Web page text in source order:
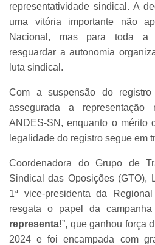
representatividade sindical. A
uma vitória importante não
Nacional, mas para toda a
resguardar a autonomia
luta sindical.
Com a suspensão do
assegurada a representação
ANDES-SN, enquanto o mérito
legalidade do registro segue em
Coordenadora do Grupo de
Sindical das Oposições (GTO),
1ª vice-presidenta da
resgata o papel da campanha
representa!”, que ganhou força
2024 e foi encampada com